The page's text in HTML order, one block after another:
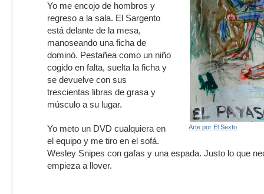
Arte por El Sexto
Yo me encojo de hombros y
regreso a la sala. El Sargento
está delante de la mesa,
manoseando una ficha de
dominó. Pestañea como un niño
cogido en falta, suelta la ficha y
se devuelve con sus
trescientas libras de grasa y
músculo a su lugar.
Yo meto un DVD cualquiera en
el equipo y me tiro en el sofá.
Wesley Snipes con gafas y una espada. Justo lo que
empieza a llover.